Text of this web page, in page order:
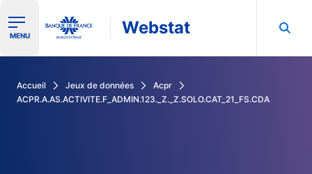
Ouvrir le menu de navigation
MENU Webstat
Accueil Jeux de données
Acpr
ACPR.A.AS.ACTIVITE.F_ADMIN.123._Z._Z.SOLO.CAT_21_FS.CDA